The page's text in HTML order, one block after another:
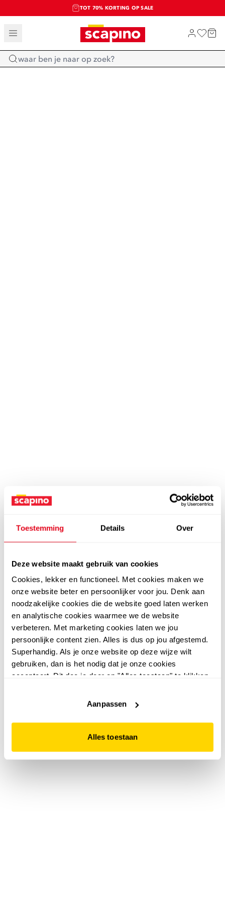
Toestemming Details Over
Deze website maakt gebruik van cookies
Cookies, lekker en functioneel. Met cookies maken we
onze website beter en persoonlijker voor jou. Denk aan
noodzakelijke cookies die de website goed laten werken
en analytische cookies waarmee we de website
verbeteren. Met marketing cookies laten we jou
persoonlijke content zien. Alles is dus op jou afgestemd.
Superhandig. Als je onze website op deze wijze wilt
gebruiken, dan is het nodig dat je onze cookies
accepteert. Dit doe je door op "Alles toestaan" te klikken.
website niet optimaal functioneert.
Aanpassen
Alles toestaan
TOT 70% KORTING OP SALE
SALE: LAATSTE KANS!
SHOP NIEUW
Home